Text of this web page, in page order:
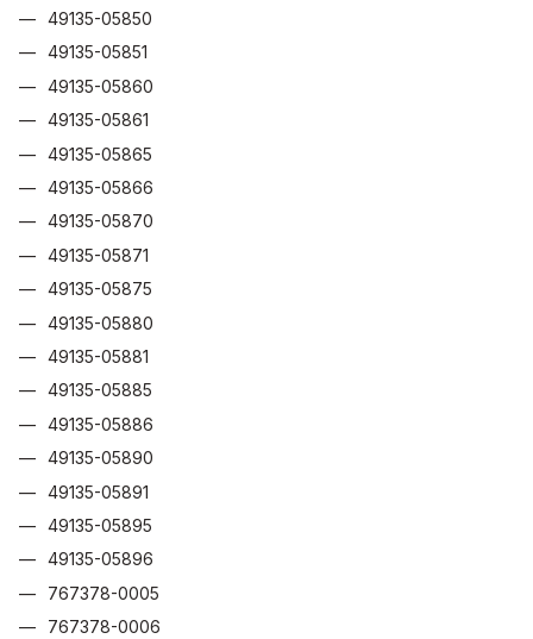
49135-05850
49135-05851
49135-05860
49135-05861
49135-05865
49135-05866
49135-05870
49135-05871
49135-05875
49135-05880
49135-05881
49135-05885
49135-05886
49135-05890
49135-05891
49135-05895
49135-05896
767378-0005
767378-0006